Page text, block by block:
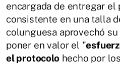
encargada de entregar el
consistente en una talla
colunguesa aprovechó
poner en valor el "
el protocolohecho por los